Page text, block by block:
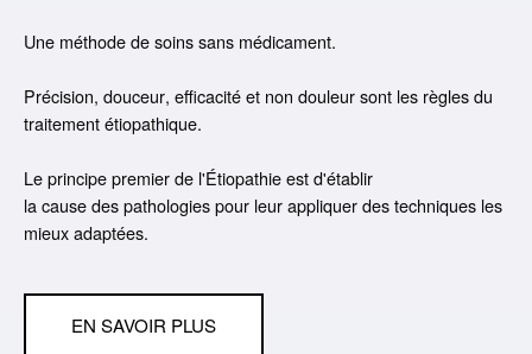
Une méthode de soinssans médicament.
Précision, douceur, efficacitéet non douleur sont les règles du
traitement étiopathique.
Le principe premier de l'Étiopathie est d'établir
lacausedespathologiespour leur appliquer des techniques les
mieux adaptées.
EN SAVOIR PLUS